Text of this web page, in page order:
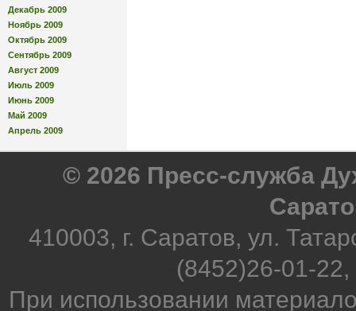
Декабрь 2009
Ноябрь 2009
Октябрь 2009
Сентябрь 2009
Август 2009
Июль 2009
Июнь 2009
Май 2009
Апрель 2009
© 2026 Пресс-служба
410003, г. Саратов, ул.
(8452)26-01-
При использовании